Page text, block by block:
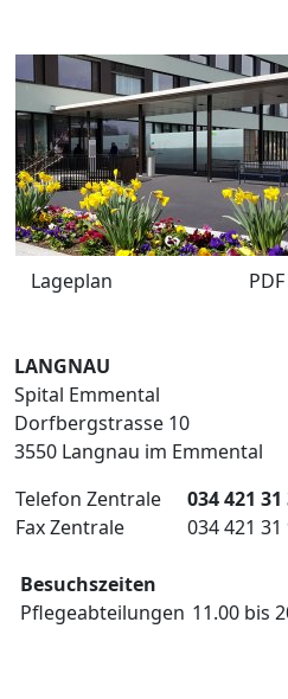
Lageplan PDF
LANGNAU
Spital Emmental
Dorfbergstrasse 10
3550 Langnau im Emmental
Telefon Zentrale
034 421 31
Fax Zentrale
034 421 31
Besuchszeiten
Pflegeabteilungen 11.00 bis